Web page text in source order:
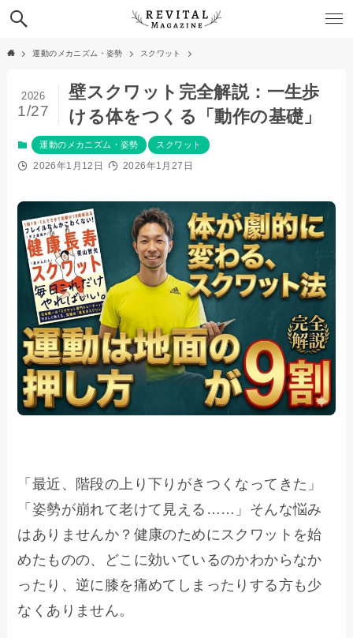
運動のメカニズム・姿勢 スクワット
壁スクワット完全解説：一生歩
ける体をつくる「動作の基礎」
2026
1/27
運動のメカニズム・姿勢 スクワット
2026年1月12日 2026年1月27日
「最近、階段の上り下りがきつくなってきた」
「姿勢が崩れて老けて見える……」そんな悩み
はありませんか？健康のためにスクワットを始
めたものの、どこに効いているのかわからなか
ったり、逆に膝を痛めてしまったりする方も少
なくありません。